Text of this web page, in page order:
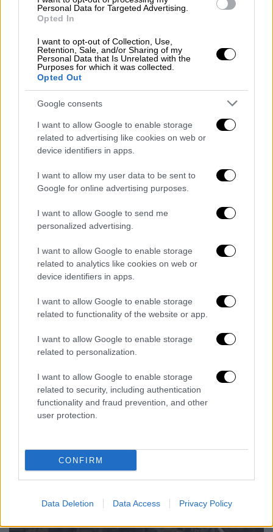
Personal Data for Targeted Advertising.
Opted In
I want to opt-out of Collection, Use,
Retention, Sale, and/or Sharing of my
Personal Data that Is Unrelated with the
Purposes for which it was collected.
Opted Out
Google consents
I want to allow Google to enable storage
related to advertising like cookies on web or
device identifiers in apps.
I want to allow my user data to be sent to
Google for online advertising purposes.
I want to allow Google to send me
personalized advertising.
I want to allow Google to enable storage
related to analytics like cookies on web or
device identifiers in apps.
I want to allow Google to enable storage
related to functionality of the website or app.
I want to allow Google to enable storage
related to personalization.
I want to allow Google to enable storage
related to security, including authentication
functionality and fraud prevention, and other
user protection.
CONFIRM
Data Deletion Data Access Privacy Policy
Διατήρηση της Φύσης, ή IUCN, κήρυξε
τουλάχιστον δύο ακόμη είδη που έχουν
σχεδόν εξαφανιστεί: ηaddax, ήλευκή
αντιλόπη, που κατάγεται αρχικά από την
έρημο Σαχάρα και η τίγρη της Βεγγάλης.
Οι πράκτορες κατέγραψαν επίσης
ταριχευμένα δείγματα τσιτάχ, λεοπάρδαλης,
λιονταριού, λύγκας, πολικής αρκούδας,
πάνθηρα του χιονιού και λευκού ρινόκερου,
μεταξύ άλλων, καθώς και 198 μεγάλους
χαυλιόδοντες από ελεφαντόδοντο από
ελέφαντες.
Πολιτοφυλακήδήλωσε ότι θα διερευνήσει
αν υπάρχουν έγγραφα που να δικαιολογούν